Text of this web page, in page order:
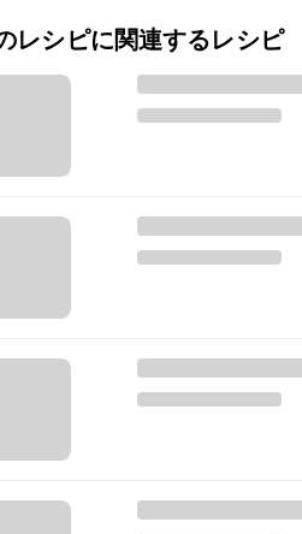
レシピに関連するレシピ